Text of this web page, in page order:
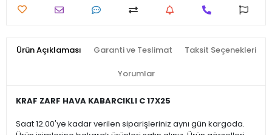
Ürün Açıklaması Garanti ve Teslimat Taksit Seçenekleri
Yorumlar
KRAF ZARF HAVA KABARCIKLI C 17X25
Saat 12.00'ye kadar verilen siparişleriniz aynı gün kargoda.